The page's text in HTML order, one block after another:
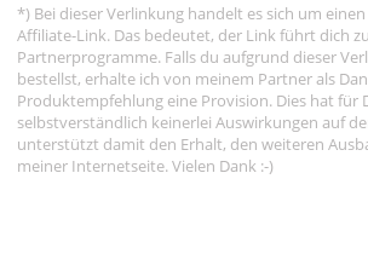
*) Bei dieser Verlinkung handelt es sich um
Affiliate-Link. Das bedeutet, der Link führt dich
Partnerprogramme. Falls du aufgrund dieser
bestellst, erhalte ich von meinem Partner als
Produktempfehlung eine Provision. Dies hat für
selbstverständlich keinerlei Auswirkungen auf
unterstützt damit den Erhalt, den weiteren
meiner Internetseite. Vielen Dank :-)